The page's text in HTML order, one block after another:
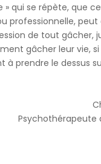
» qui se répète, que
professionnelle,
de tout gâcher,
gâcher leur vie,
à prendre le dessus
Psychothérapeute